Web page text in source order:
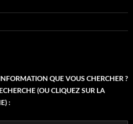
QUE VOUS CHERCHER ?
(OU CLIQUEZ SUR LA
: